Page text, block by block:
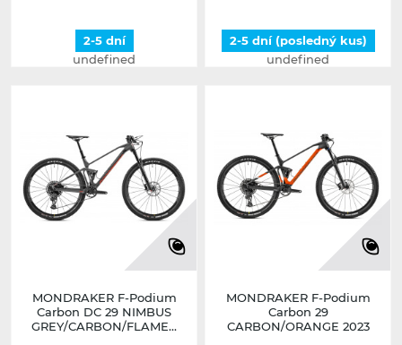
2-5 dní
undefined
2-5 dní (posledný kus)
undefined
MONDRAKER F-Podium
Carbon DC 29 NIMBUS
GREY/CARBON/FLAME...
MONDRAKER F-Podium
Carbon 29
CARBON/ORANGE 2023